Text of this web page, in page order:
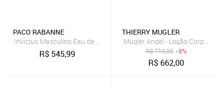
PACO RABANNE
Invictus Masculino Eau de Toilette 100ml
R$ 545,99
THIERRY MUGLER
Mugler Angel - Loção Corporal
R$719,00 - 8%
R$ 662,00